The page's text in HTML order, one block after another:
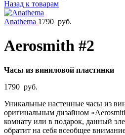
Назад к товарам
Anathema 1790 руб.
Aerosmith #2
Часы из виниловой пластинки
1790 руб.
Уникальные настенные часы из
оригинальным дизайном
комнату или в подарок, данный
обратит на себя всеобщее